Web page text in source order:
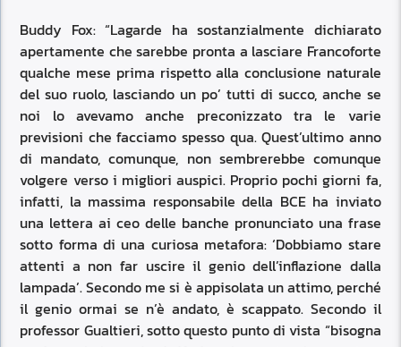
Buddy Fox: “Lagarde ha sostanzialmente dichiarato
apertamente che sarebbe pronta a lasciare Francoforte
qualche mese prima rispetto alla conclusione naturale
del suo ruolo, lasciando un po’ tutti di succo, anche se
noi lo avevamo anche preconizzato tra le varie
previsioni che facciamo spesso qua. Quest’ultimo anno
di mandato, comunque, non sembrerebbe comunque
volgere verso i migliori auspici. Proprio pochi giorni fa,
infatti, la massima responsabile della BCE ha inviato
una lettera ai ceo delle banche pronunciato una frase
sotto forma di una curiosa metafora: ‘Dobbiamo stare
attenti a non far uscire il genio dell’inflazione dalla
lampada’. Secondo me si è appisolata un attimo, perché
il genio ormai se n’è andato, è scappato. Secondo il
professor Gualtieri, sotto questo punto di vista “bisogna